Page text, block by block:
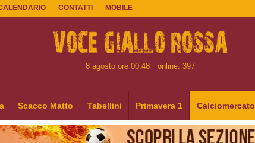
CONTATTI MOBILE
8 agosto ore 00:48 online: 397
Scacco Matto Tabellini Primavera 1 Calciomercato